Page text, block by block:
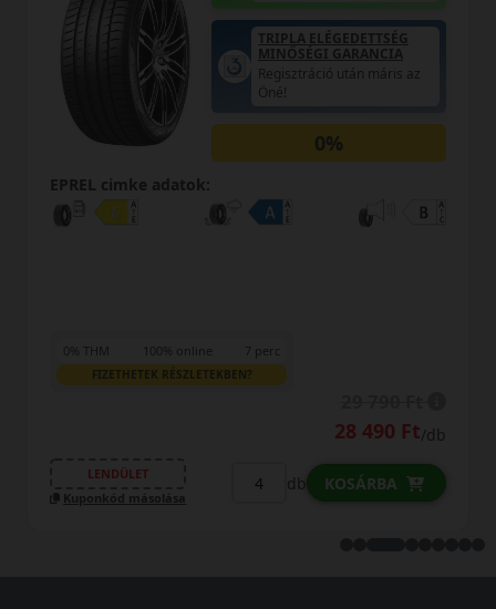
TRIPLA ELÉGEDETTSÉG
MINŐSÉGI GARANCIA
Regisztráció után máris az
Öné!
0%
EPREL cimke adatok:
0% THM 100% online 7 perc
FIZETHETEK RÉSZLETEKBEN?
28 490 Ft/db
LENDÜLET
Kuponkód másolása
db KOSÁRBA